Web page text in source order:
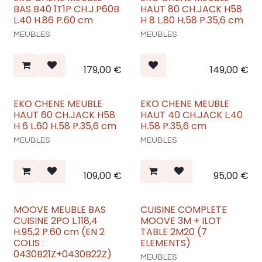
qualité.
étagères intérieures. Les
poignées en plastique à la
couleur métallique
moderne ajoutent une
avec d'autres meubles
assortis disponibles sur
BAS B40 1T1P CH.J.P60B
L.40 H.86 P.60 cm
MEUBLES
179,00€
HAUT 80 CH.JACK H58
H 8 L.80 H.58 P.35,6 cm
MEUBLES
149,00€
EKO CHENE MEUBLE
HAUT 60 CH.JACK H58
H 6 L.60 H.58 P.35,6 cm
MEUBLES
109,00€
EKO CHENE MEUBLE
HAUT 40 CH.JACK L.40
H.58 P.35,6 cm
MEUBLES
95,00€
MOOVE MEUBLE BAS
CUISINE 2PO L.118,4
H.95,2 P.60 cm (EN 2
COLIS :
0430B21Z+0430B22Z)
CUISINE COMPLETE
MOOVE 3M + ILOT
TABLE 2M20 (7
ELEMENTS)
MEUBLES